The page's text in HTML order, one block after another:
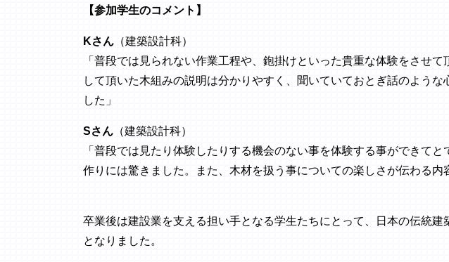
【参加学生のコメント】
Kさん （建築設計科）
「普段では見られない作業工程や、鉋掛けといった貴重な体験をさせ
して頂いた木組みの説明は分かりやすく、聞いていておとぎ話のよう
した」
Sさん （建築設計科）
「普段では見たり体験したりする機会のない事を体験する事ができて
作りには驚きました。また、木材を扱う事についての楽しさが伝わる内
卒業後は建設業を支える担い手となる学生たちにとって、日本の伝統
となりました。